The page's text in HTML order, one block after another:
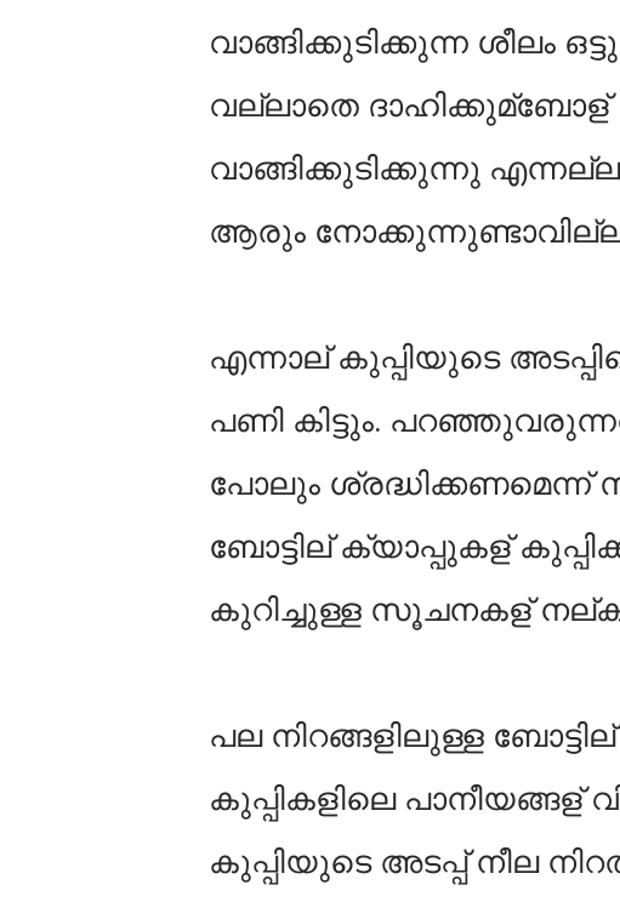
വാങ്ങിക്കുടിക്കുന്ന ശീലം
വല്ലാതെ ദാഹിക്കുമ്ബോള്
വാങ്ങിക്കുടിക്കുന്നു
ആരും
എന്നാല് കുപ്പിയുടെ
പണി കിട്ടും.
പോലും ശ്രദ്ധിക്കണമെന്ന്
ബോട്ടില് ക്യാപ്പുകള്
കുറിച്ചുള്ള സൂചനകള്
പല നിറങ്ങളിലുള്ള
കുപ്പികളിലെ പാനീയങ്ങള്
കുപ്പിയുടെ അടപ്പ് നീല